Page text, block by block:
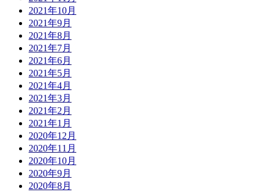
2021年10月
2021年9月
2021年8月
2021年7月
2021年6月
2021年5月
2021年4月
2021年3月
2021年2月
2021年1月
2020年12月
2020年11月
2020年10月
2020年9月
2020年8月